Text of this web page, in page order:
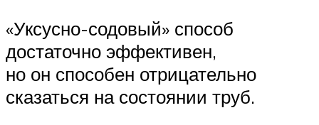
«Уксусно-содовый» способ
достаточно эффективен,
но он способен отрицательно
сказаться на состоянии труб.